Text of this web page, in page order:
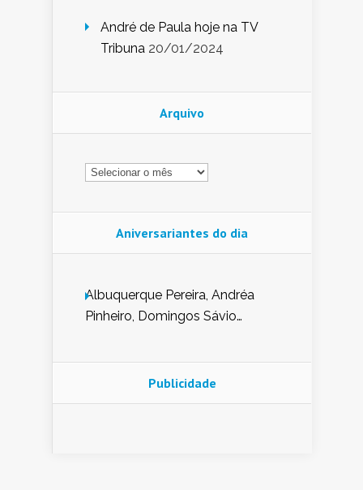
André de Paula hoje na TV
Tribuna 20/01/2024
Arquivo
Arquivo
Aniversariantes do dia
Albuquerque Pereira, Andréa
Pinheiro, Domingos Sávio
Nunes de Sena, Fátima Peixoto,
Glória Pereira, Kátia Mesel,
Publicidade